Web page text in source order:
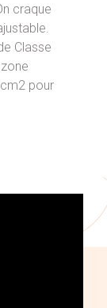
craque
Classe
pour